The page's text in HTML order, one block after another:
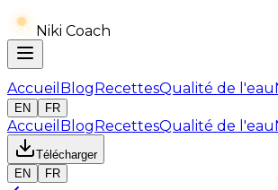
Niki Coach
Accueil BlogRecettesQualité de l'eau
EN
FR
Accueil BlogRecettesQualité de l'eau
Télécharger
EN
FR